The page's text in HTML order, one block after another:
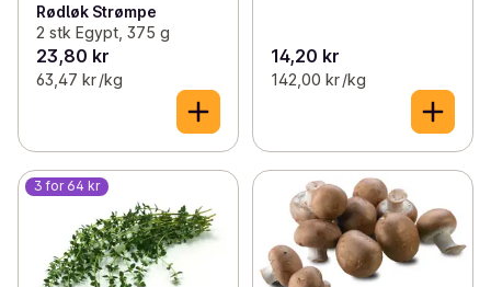
Rødløk Strømpe
2 stk Egypt, 375 g
23,80 kr
63,47 kr /kg
14,20 kr
142,00 kr /kg
3 for 64 kr